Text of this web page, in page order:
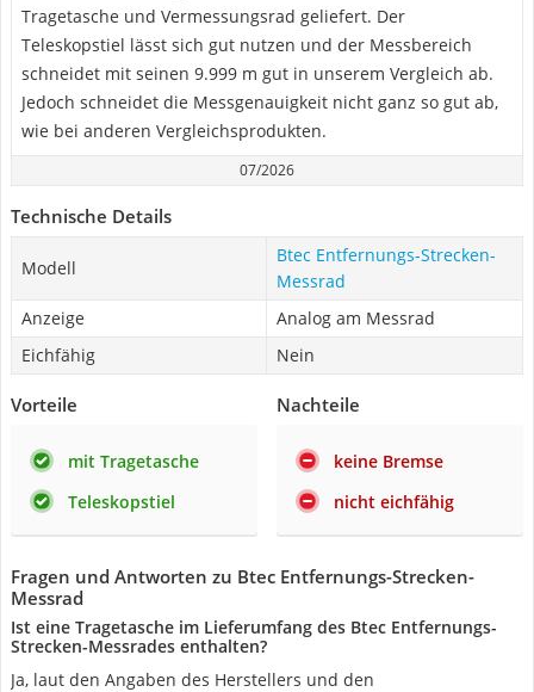
Tragetasche und Vermessungsrad geliefert. Der
Teleskopstiel lässt sich gut nutzen und der Messbereich
schneidet mit seinen 9.999 m gut in unserem Vergleich ab.
Jedoch schneidet die Messgenauigkeit nicht ganz so gut ab,
wie bei anderen Vergleichsprodukten.
07/2026
Technische Details
Modell
Btec Entfernungs-Strecken-
Messrad
Anzeige
Analog am Messrad
Eichfähig
Nein
Vorteile
mit Tragetasche
Teleskopstiel
Nachteile
keine Bremse
nicht eichfähig
Fragen und Antworten zu Btec Entfernungs-Strecken-
Messrad
Ist eine Tragetasche im Lieferumfang des Btec Entfernungs-
Strecken-Messrades enthalten?
Ja, laut den Angaben des Herstellers und den